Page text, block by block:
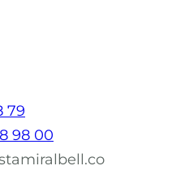
79
98 00